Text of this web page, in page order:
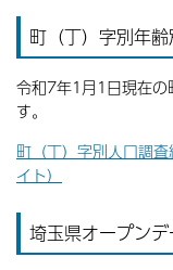
町（丁）字別年
令和7年1月1日現在の
す。
町（丁）字別人口調
イト）
埼玉県オープン